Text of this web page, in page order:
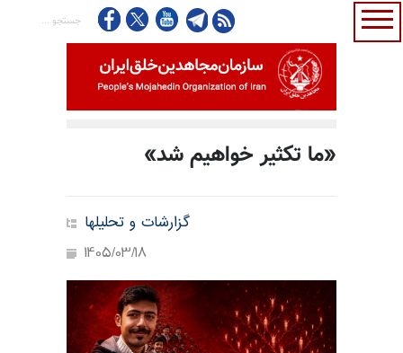
«ما تکثیر خواهیم شد»
گزارشات و تحلیلها
1405/03/18